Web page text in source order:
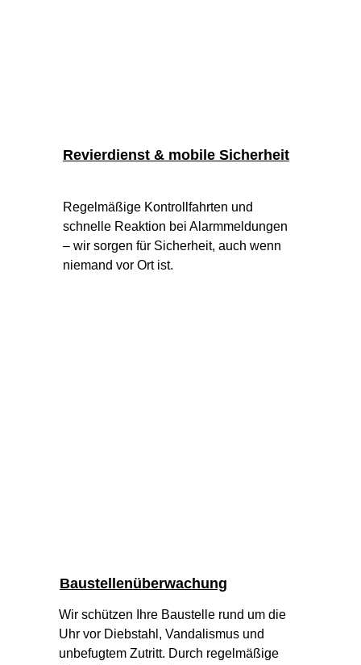
Regelmäßige Kontrollfahrten und
schnelle Reaktion bei Alarmmeldungen
– wir sorgen für Sicherheit, auch wenn
niemand vor Ort ist.
Revierdienst & mobile Sicherheit
Baustellenüberwachung
Wir schützen Ihre Baustelle rund um die
Uhr vor Diebstahl, Vandalismus und
unbefugtem Zutritt. Durch regelmäßige